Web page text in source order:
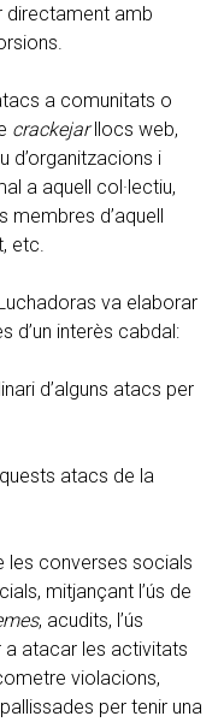
directament amb
a comunitats o
crackejarllocs web,
d’organitzacions i
a aquell col·lectiu,
membres d’aquell
etc.
va elaborar
d’un interès cabdal:
d’alguns atacs per
atacs de la
les converses socials
mitjançant l’ús de
, acudits, l’ús
a atacar les activitats
violacions,
per tenir una